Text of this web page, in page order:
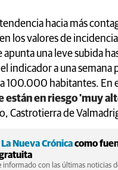
hacia más
los valores de incidencia
apunta una leve subida
indicador a una semana
100.000 habitantes. En
están en riesgo 'muy
Castrotierra de
La Nueva Crónicacomo
informado con las últimas noticias